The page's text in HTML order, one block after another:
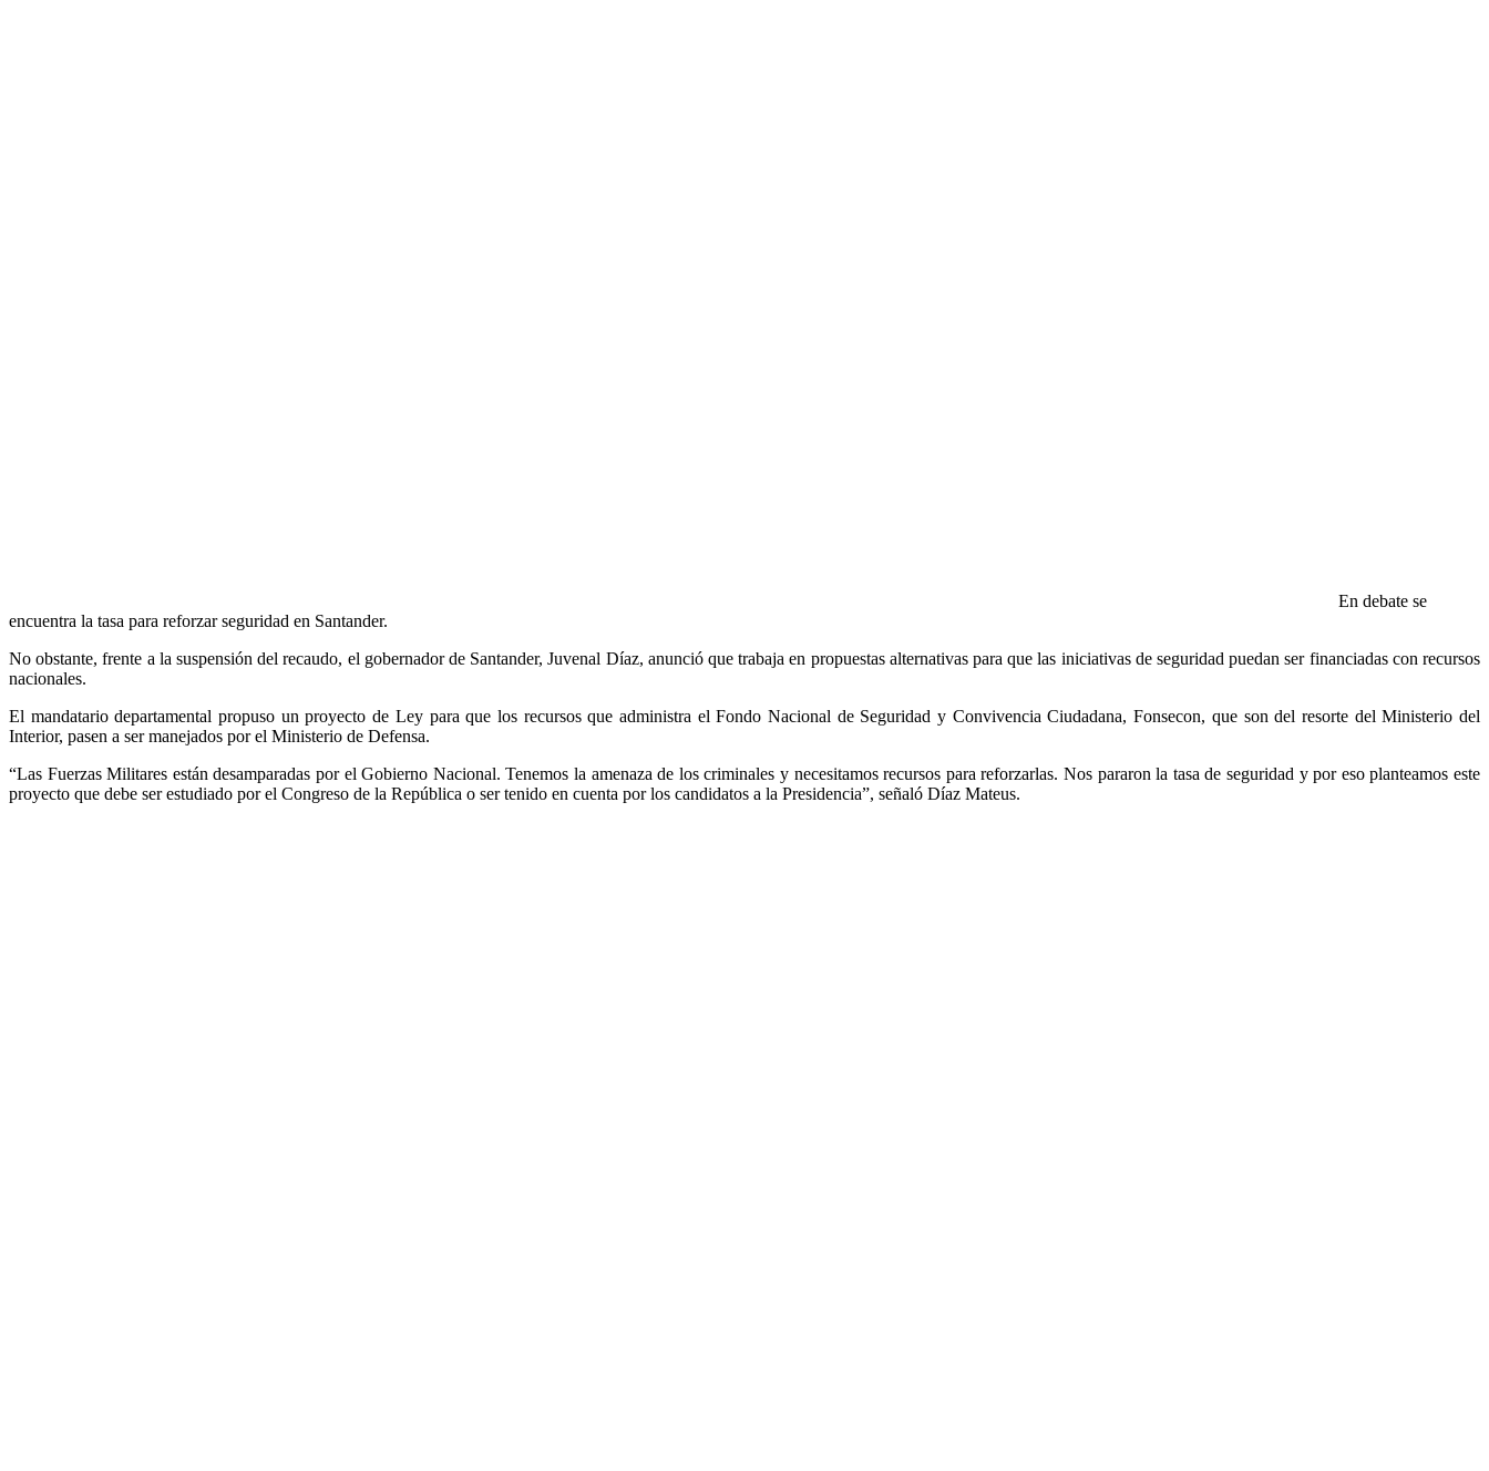
En debate se
encuentra la tasa para reforzar seguridad en Santander.
No obstante, frente a la suspensión del recaudo, el gobernador de Santander, Juvenal Díaz, anunció que trabaja en propuestas alternativas para que las iniciativas de seguridad puedan ser financiadas con recursos
nacionales.
El mandatario departamental propuso un proyecto de Ley para que los recursos que administra el Fondo Nacional de Seguridad y Convivencia Ciudadana, Fonsecon, que son del resorte del Ministerio del
Interior, pasen a ser manejados por el Ministerio de Defensa.
“Las Fuerzas Militares están desamparadas por el Gobierno Nacional. Tenemos la amenaza de los criminales y necesitamos recursos para reforzarlas. Nos pararon la tasa de seguridad y por eso planteamos este
proyecto que debe ser estudiado por el Congreso de la República o ser tenido en cuenta por los candidatos a la Presidencia”, señaló Díaz Mateus.